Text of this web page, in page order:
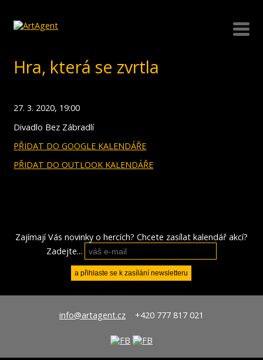
Hra, která se zvrtla
27. 3. 2020, 19:00
Divadlo Bez Zábradlí
PŘIDAT DO GOOGLE KALENDÁŘE
PŘIDAT DO OUTLOOK KALENDÁŘE
Zajímají Vás novinky o hercích? Chcete zasílat kalendář akcí?
Zadejte...
info@artagent.cz+420 777 817 021